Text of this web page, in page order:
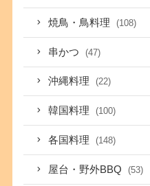
焼鳥・鳥料理 (108)
串かつ (47)
沖縄料理 (22)
韓国料理 (100)
各国料理 (148)
屋台・野外BBQ (53)